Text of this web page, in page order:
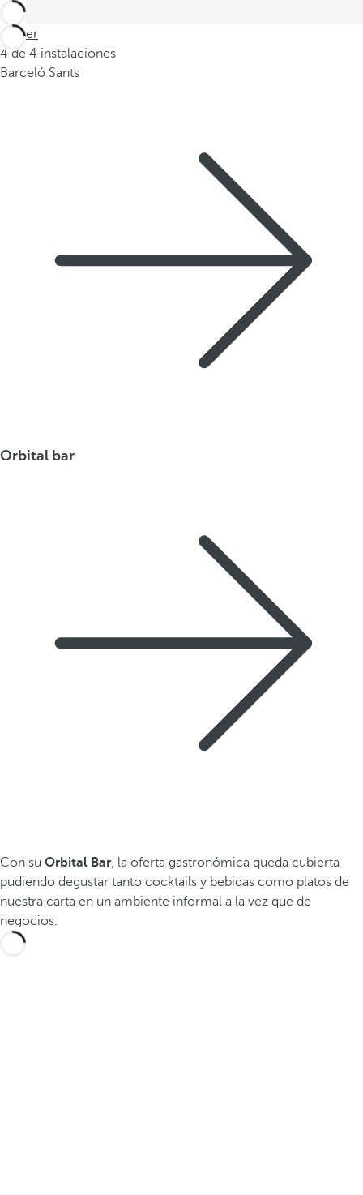
Volver
4 de 4 instalaciones
Barceló Sants
Orbital bar
Con su Orbital Bar, la oferta gastronómica queda cubierta
pudiendo degustar tanto cocktails y bebidas como platos de
nuestra carta en un ambiente informal a la vez que de
negocios.